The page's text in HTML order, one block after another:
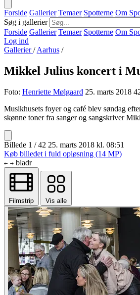
Forside Gallerier Temaer Spotterne Om
Søg i gallerier
Forside Gallerier Temaer Spotterne Om
Log ind
Gallerier/ Aarhus /
Mikkel Julius koncert i
Foto: Henriette Mølgaard 25. marts 2018
Musikhusets foyer og café blev søndag
skønne toner fra sanger og sangskriver
Billede 1 / 42 25. marts 2018 kl. 08:51
Køb billedet i fuld opløsning (14 MP)
← → bladr
Filmstrip Vis alle